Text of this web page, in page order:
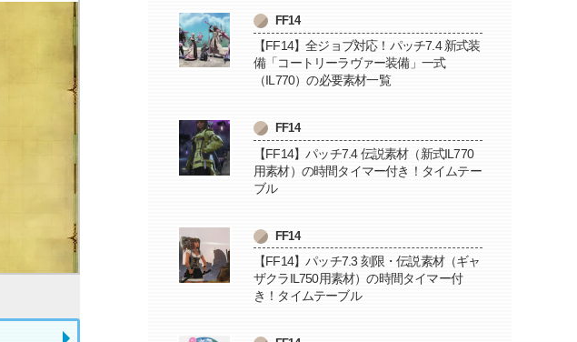
FF14
【FF14】全ジョブ対応！パッチ7.4 新式装
備「コートリーラヴァー装備」一式
（IL770）の必要素材一覧
FF14
【FF14】パッチ7.4 伝説素材（新式IL770
用素材）の時間タイマー付き！タイムテー
ブル
FF14
【FF14】パッチ7.3 刻限・伝説素材（ギャ
ザクラIL750用素材）の時間タイマー付
き！タイムテーブル